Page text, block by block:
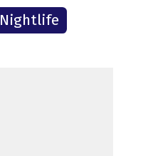
Nightlife